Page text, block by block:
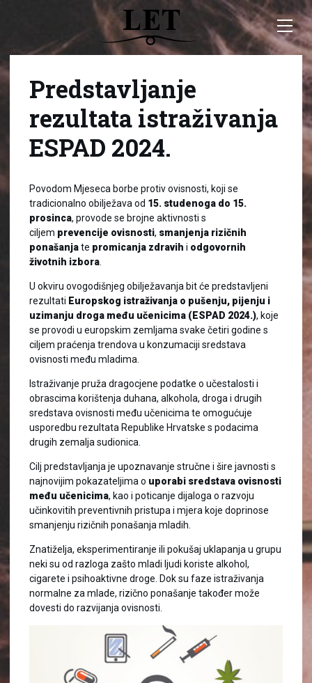
Predstavljanje
rezultata istraživanja
ESPAD 2024.
Povodom Mjeseca borbe protiv ovisnosti, koji se
tradicionalno obilježava od 15. studenoga do 15.
prosinca, provode se brojne aktivnosti s
ciljem prevencije ovisnosti, smanjenja rizičnih
ponašanjate promicanja zdravih i odgovornih
životnih izbora
U okviru ovogodišnjeg obilježavanja bit će predstavljeni
rezultati Europskog istraživanja o pušenju, pijenju i
uzimanju droga među učenicima (ESPAD 2024.), koje
se provodi u europskim zemljama svake četiri godine s
ciljem praćenja trendova u konzumaciji sredstava
ovisnosti među mladima.
Istraživanje pruža dragocjene podatke o učestalosti i
obrascima korištenja duhana, alkohola, droga i drugih
sredstava ovisnosti među učenicima te omogućuje
usporedbu rezultata Republike Hrvatske s podacima
drugih zemalja sudionica.
Cilj predstavljanja je upoznavanje stručne i šire javnosti s
najnovijim pokazateljima o uporabi sredstava ovisnosti
među učenicima, kao i poticanje dijaloga o razvoju
učinkovitih preventivnih pristupa i mjera koje doprinose
smanjenju rizičnih ponašanja mladih.
Znatiželja, eksperimentiranje ili pokušaj uklapanja u grupu
neki su od razloga zašto mladi ljudi koriste alkohol,
cigarete i psihoaktivne droge. Dok su faze istraživanja
normalne za mlade, rizično ponašanje također može
dovesti do razvijanja ovisnosti.